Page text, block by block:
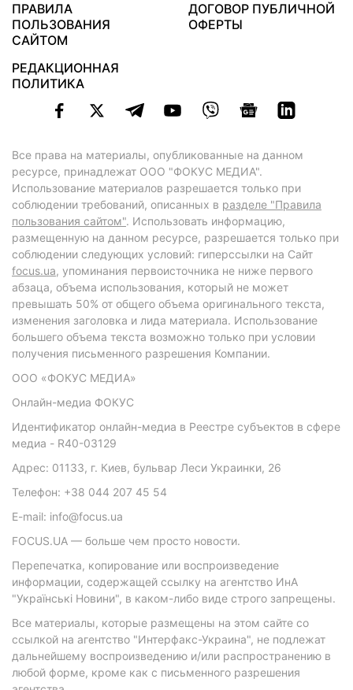
ПРАВИЛА
ПОЛЬЗОВАНИЯ
САЙТОМ
ДОГОВОР ПУБЛИЧНОЙ
ОФЕРТЫ
РЕДАКЦИОННАЯ
ПОЛИТИКА
Все права на материалы, опубликованные на данном
ресурсе, принадлежат ООО "ФОКУС МЕДИА".
Использование материалов разрешается только при
соблюдении требований, описанных в разделе "Правила
пользования сайтом". Использовать информацию,
размещенную на данном ресурсе, разрешается только при
соблюдении следующих условий: гиперссылки на Сайт
focus.ua, упоминания первоисточника не ниже первого
абзаца, объема использования, который не может
превышать 50% от общего объема оригинального текста,
изменения заголовка и лида материала. Использование
большего объема текста возможно только при условии
получения письменного разрешения Компании.
ООО «ФОКУС МЕДИА»
Онлайн-медиа ФОКУС
Идентификатор онлайн-медиа в Реестре субъектов в сфере
медиа - R40-03129
Адрес: 01133, г. Киев, бульвар Леси Украинки, 26
Телефон: +38 044 207 45 54
E-mail: info@focus.ua
FOCUS.UA — больше чем просто новости.
Перепечатка, копирование или воспроизведение
информации, содержащей ссылку на агентство ИнА
"Українські Новини", в каком-либо виде строго запрещены.
Все материалы, которые размещены на этом сайте со
ссылкой на агентство "Интерфакс-Украина", не подлежат
дальнейшему воспроизведению и/или распространению в
любой форме, кроме как с письменного разрешения